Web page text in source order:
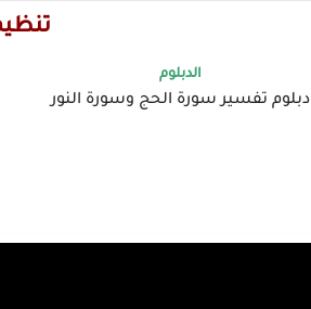
الدبلوم
دبلوم تفسير سورة الحج وسورة النور